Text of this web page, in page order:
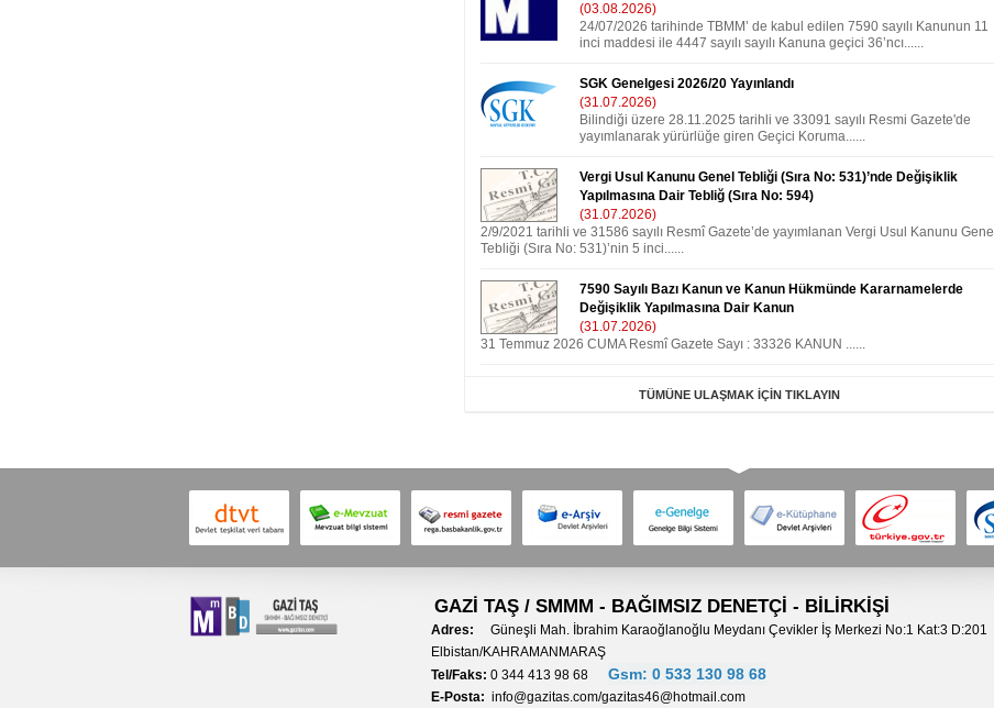
(03.08.2026)
24/07/2026 tarihinde TBMM’ de kabul edilen 7590 sayılı Kanunun 11
inci maddesi ile 4447 sayılı sayılı Kanuna geçici 36’ncı......
SGK Genelgesi 2026/20 Yayınlandı
(31.07.2026)
Bilindiği üzere 28.11.2025 tarihli ve 33091 sayılı Resmi Gazete'de
yayımlanarak yürürlüğe giren Geçici Koruma......
Vergi Usul Kanunu Genel Tebliği (Sıra No: 531)’nde Değişiklik
Yapılmasına Dair Tebliğ (Sıra No: 594)
(31.07.2026)
2/9/2021 tarihli ve 31586 sayılı Resmî Gazete’de yayımlanan Vergi Usul Kanunu Genel
Tebliği (Sıra No: 531)’nin 5 inci......
7590 Sayılı Bazı Kanun ve Kanun Hükmünde Kararnamelerde
Değişiklik Yapılmasına Dair Kanun
(31.07.2026)
31 Temmuz 2026 CUMA Resmî Gazete Sayı : 33326 KANUN ......
TÜMÜNE ULAŞMAK İÇİN TIKLAYIN
GAZİ TAŞ / SMMM - BAĞIMSIZ DENETÇİ - BİLİRKİŞİ
Adres:
Güneşli Mah. İbrahim Karaoğlanoğlu Meydanı Çevikler İş Merkezi No:1 Kat:3 D:201
Elbistan/KAHRAMANMARAŞ
Tel/Faks: 0 344 413 98 68 Gsm: 0 533 130 98 68
E-Posta: info@gazitas.com/gazitas46@hotmail.com